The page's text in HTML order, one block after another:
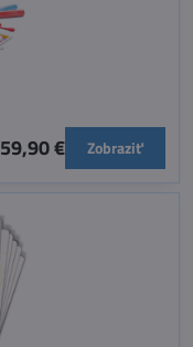
59,90 € Zobraziť